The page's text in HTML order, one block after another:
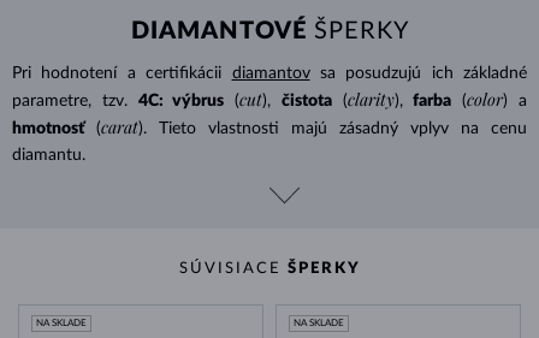
DIAMANTOVÉ ŠPERKY
Pri hodnotení a certifikácii diamantovsa posudzujú ich základné
parametre, tzv.
4C: výbrus (cut), čistota (clarity), farba (color) a
hmotnosť
(carat). Tieto vlastnosti majú zásadný vplyv na cenu
diamantu.
SÚVISIACE ŠPERKY
NA SKLADE NA SKLADE